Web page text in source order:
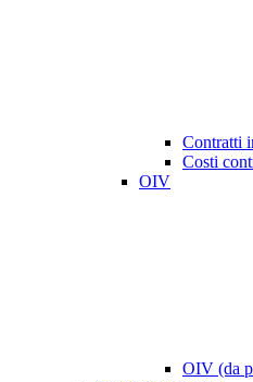
Contratti
Costi
OIV
OIV (da